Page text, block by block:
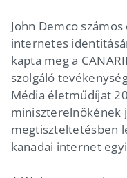
John Demco
internetes
kapta meg a
szolgáló
Média életműdíjat
miniszterelnökének
megtiszteltetésben
kanadai internet